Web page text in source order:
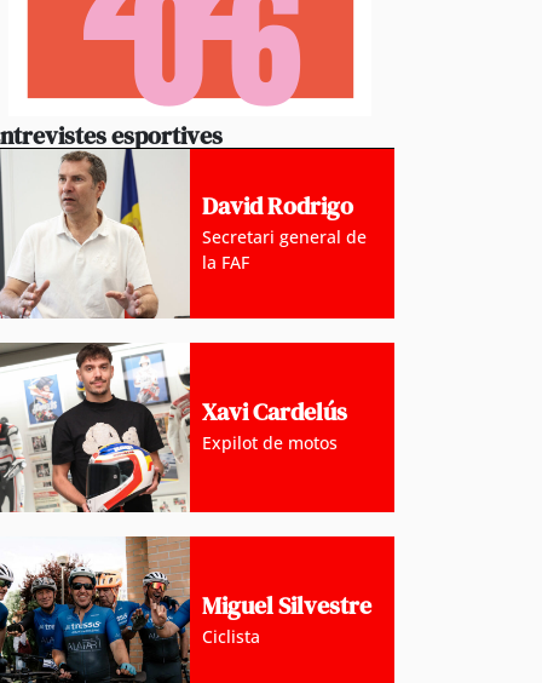
esportives
David Rodrigo
Secretari general de
la FAF
Xavi Cardelús
Expilot de motos
Miguel Silvestre
Ciclista